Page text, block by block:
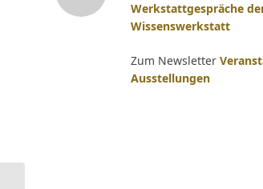
Werkstattgespräche
Wissenswerkstatt
Zum Newsletter
Ausstellungen